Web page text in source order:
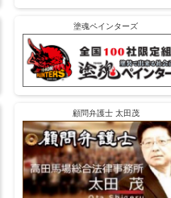
塗魂ペインターズ
顧問弁護士 太田茂